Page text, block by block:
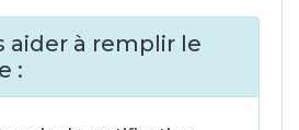
aider à remplir le
: